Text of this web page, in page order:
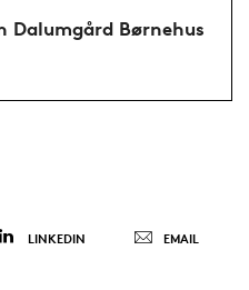
Dalumgård Børnehus
LINKEDIN EMAIL